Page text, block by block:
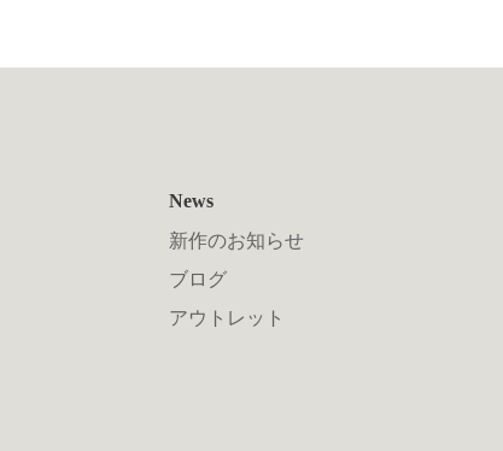
News
新作のお知らせ
ブログ
アウトレット